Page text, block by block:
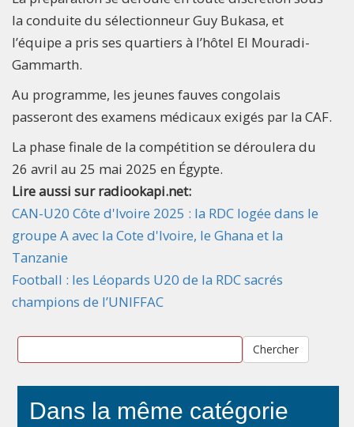
la conduite du sélectionneur Guy Bukasa, et
l’équipe a pris ses quartiers à l’hôtel El Mouradi-
Gammarth.
Au programme, les jeunes fauves congolais
passeront des examens médicaux exigés par la CAF.
La phase finale de la compétition se déroulera du
26 avril au 25 mai 2025 en Égypte.
Lire aussi sur radiookapi.net:
CAN-U20 Côte d'Ivoire 2025 : la RDC logée dans le
groupe A avec la Cote d'Ivoire, le Ghana et la
Tanzanie
Football : les Léopards U20 de la RDC sacrés
champions de l’UNIFFAC
Chercher
Dans la même catégorie